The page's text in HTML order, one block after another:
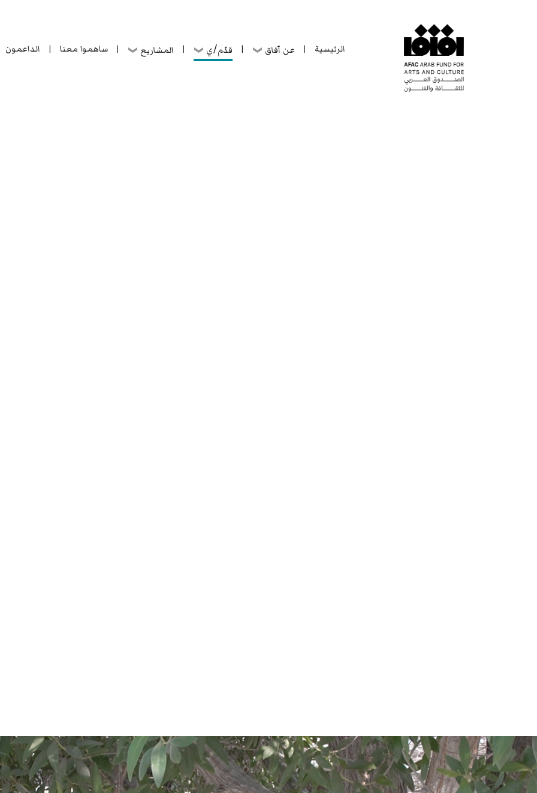
الرئيسية | عن آفاق | قدّم/ي | المشاريع | ساهموا معنا | الداعمون